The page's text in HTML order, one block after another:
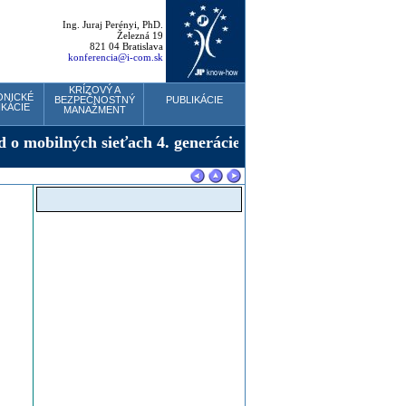
Ing. Juraj Perényi, PhD.
Železná 19
821 04 Bratislava
konferencia@i-com.sk
KRÍZOVÝ A
BEZPEČNOSTNÝ
MANAŽMENT
PUBLIKÁCIE